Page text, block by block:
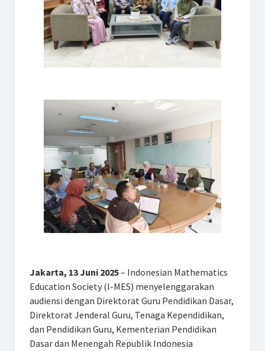
Jakarta, 13 Juni 2025– Indonesian Mathematics
Education Society (I-MES) menyelenggarakan
audiensi dengan Direktorat Guru Pendidikan Dasar,
Direktorat Jenderal Guru, Tenaga Kependidikan,
dan Pendidikan Guru, Kementerian Pendidikan
Dasar dan Menengah Republik Indonesia